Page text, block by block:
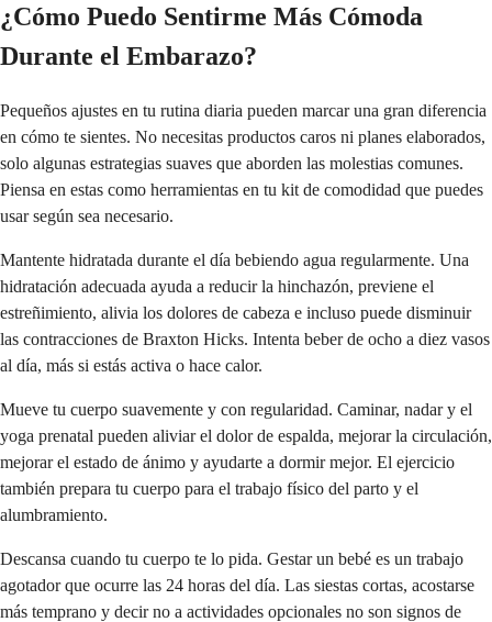
¿Cómo Puedo Sentirme Más Cómoda
Durante el Embarazo?
Pequeños ajustes en tu rutina diaria pueden marcar una gran diferencia
en cómo te sientes. No necesitas productos caros ni planes elaborados,
solo algunas estrategias suaves que aborden las molestias comunes.
Piensa en estas como herramientas en tu kit de comodidad que puedes
usar según sea necesario.
Mantente hidratada durante el día bebiendo agua regularmente. Una
hidratación adecuada ayuda a reducir la hinchazón, previene el
estreñimiento, alivia los dolores de cabeza e incluso puede disminuir
las contracciones de Braxton Hicks. Intenta beber de ocho a diez vasos
al día, más si estás activa o hace calor.
Mueve tu cuerpo suavemente y con regularidad. Caminar, nadar y el
yoga prenatal pueden aliviar el dolor de espalda, mejorar la circulación,
mejorar el estado de ánimo y ayudarte a dormir mejor. El ejercicio
también prepara tu cuerpo para el trabajo físico del parto y el
alumbramiento.
Descansa cuando tu cuerpo te lo pida. Gestar un bebé es un trabajo
agotador que ocurre las 24 horas del día. Las siestas cortas, acostarse
más temprano y decir no a actividades opcionales no son signos de